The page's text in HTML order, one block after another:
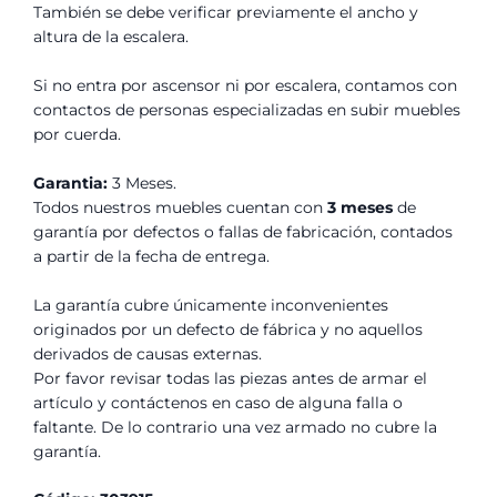
También se debe verificar previamente el ancho y
altura de la escalera.
Si no entra por ascensor ni por escalera, contamos con
contactos de personas especializadas en subir muebles
por cuerda.
Garantia: 3 Meses.
Todos nuestros muebles cuentan con 3 meses de
garantía por defectos o fallas de fabricación, contados
a partir de la fecha de entrega.
La garantía cubre únicamente inconvenientes
originados por un defecto de fábrica y no aquellos
derivados de causas externas.
Por favor revisar todas las piezas antes de armar el
artículo y contáctenos en caso de alguna falla o
faltante. De lo contrario una vez armado no cubre la
garantía.